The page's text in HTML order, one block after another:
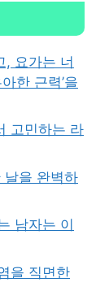
, 요가는 너
한 근력’을
고민하는 라
날을 완벽하
남자는 이
을 직면한